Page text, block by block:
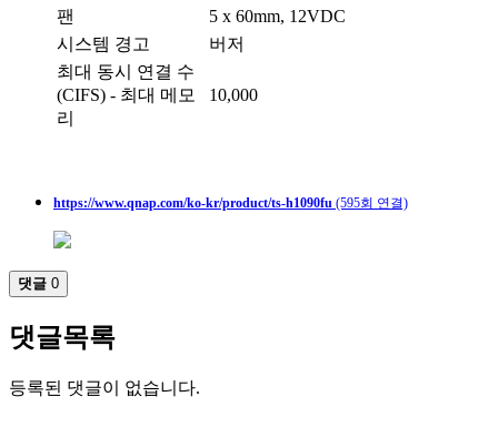
팬
5 x 60mm, 12VDC
시스템 경고
버저
최대 동시 연결 수
(CIFS) - 최대 메모
리
10,000
https://www.qnap.com/ko-kr/product/ts-h1090fu (595회 연결)
댓글 0
댓글목록
등록된 댓글이 없습니다.